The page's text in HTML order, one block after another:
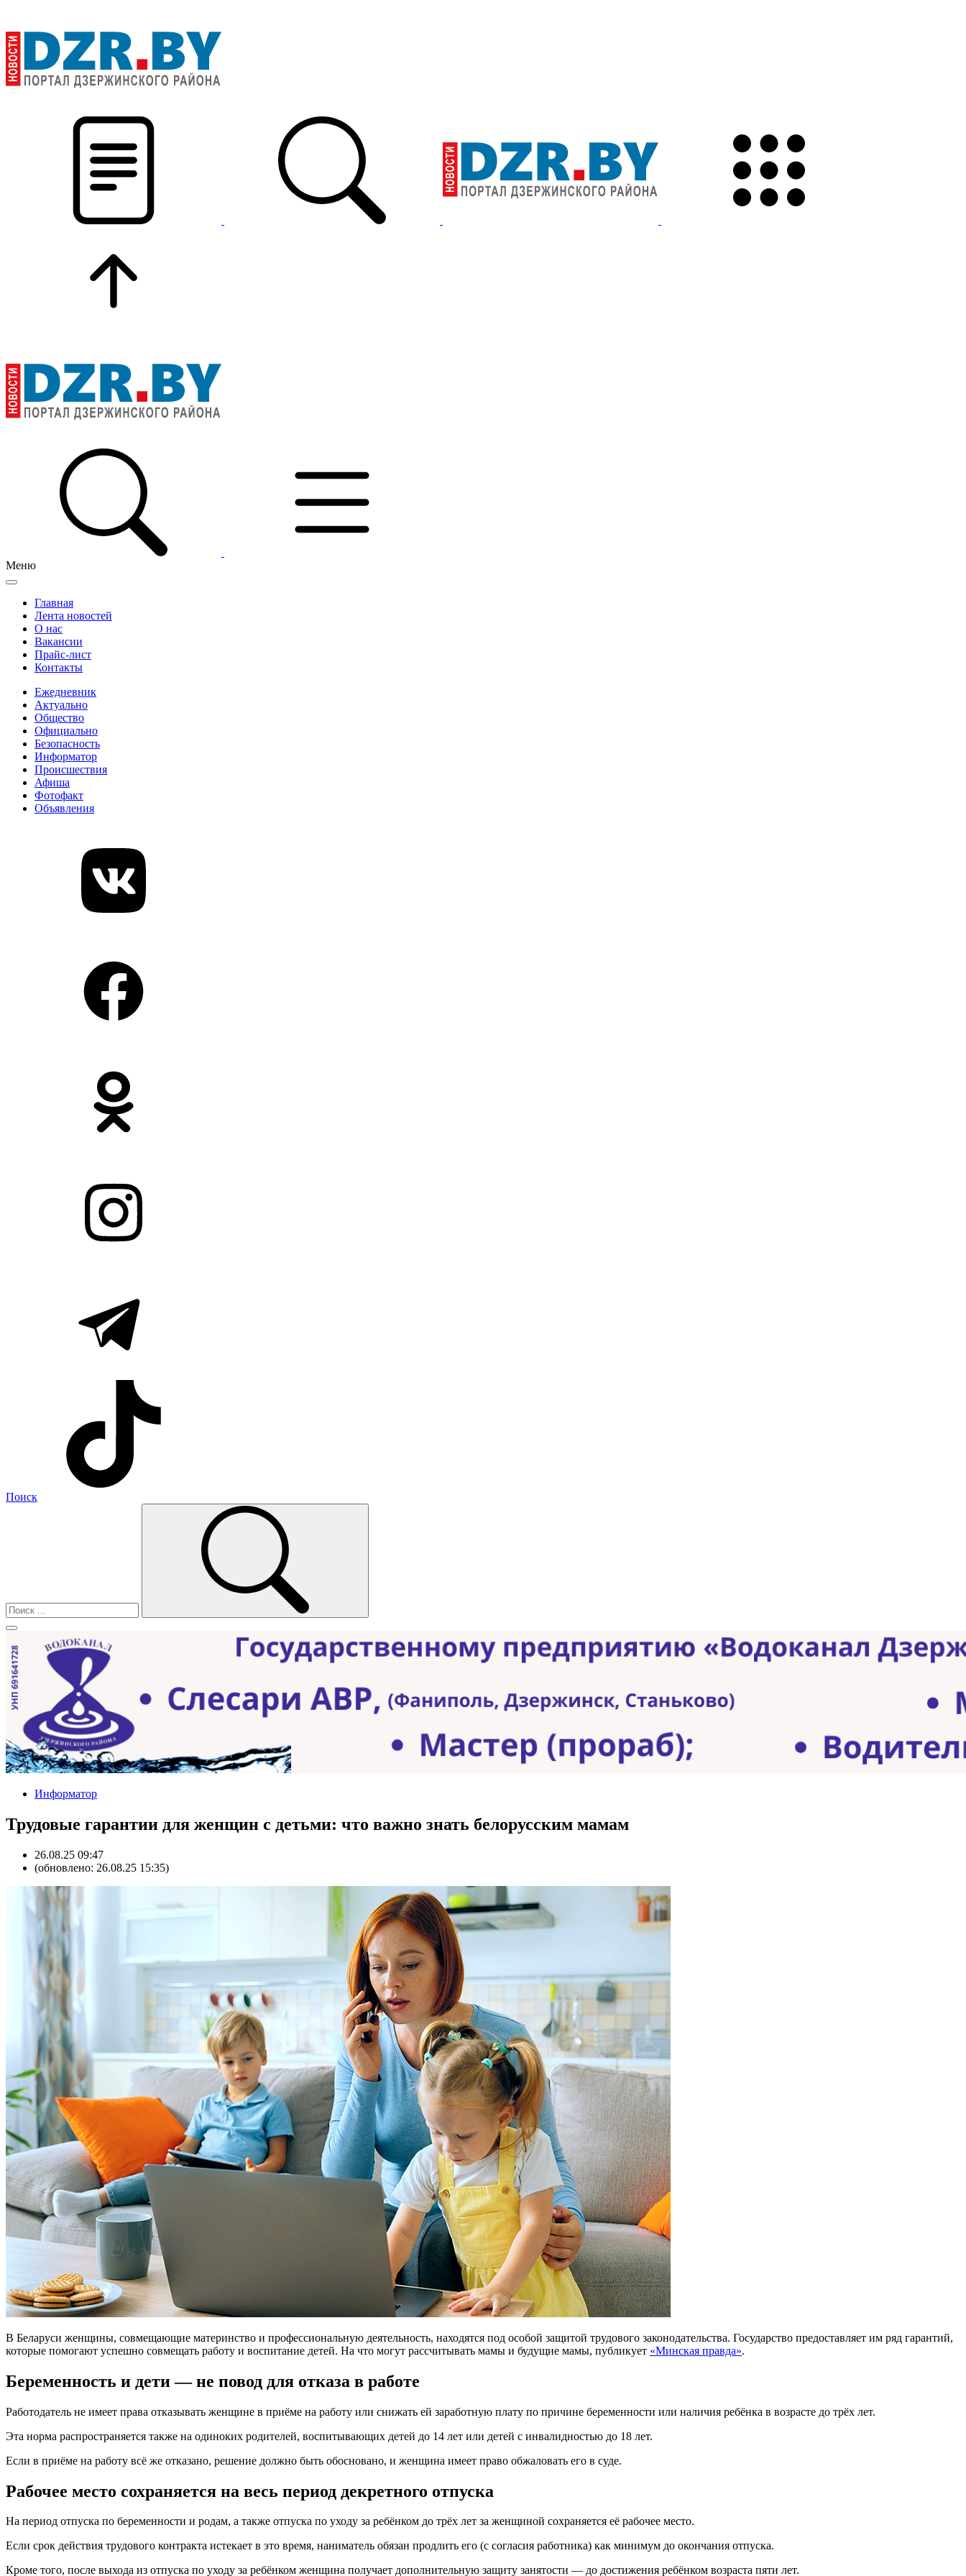
Меню
Главная
Лента новостей
О нас
Вакансии
Прайс-лист
Контакты
Ежедневник
Актуально
Общество
Официально
Безопасность
Информатор
Происшествия
Афиша
Фотофакт
Объявления
Поиск
Информатор
Трудовые гарантии для женщин с детьми: что важно знать белорусским мамам
26.08.25 09:47
(обновлено: 26.08.25 15:35)
В Беларуси женщины, совмещающие материнство и профессиональную деятельность, находятся под особой защитой трудового законодательства. Государство предоставляет им ряд гарантий,
которые помогают успешно совмещать работу и воспитание детей. На что могут рассчитывать мамы и будущие мамы, публикует «Минская правда».
Беременность и дети — не повод для отказа в работе
Работодатель не имеет права отказывать женщине в приёме на работу или снижать ей заработную плату по причине беременности или наличия ребёнка в возрасте до трёх лет.
Эта норма распространяется также на одиноких родителей, воспитывающих детей до 14 лет или детей с инвалидностью до 18 лет.
Если в приёме на работу всё же отказано, решение должно быть обосновано, и женщина имеет право обжаловать его в суде.
Рабочее место сохраняется на весь период декретного отпуска
На период отпуска по беременности и родам, а также отпуска по уходу за ребёнком до трёх лет за женщиной сохраняется её рабочее место.
Если срок действия трудового контракта истекает в это время, наниматель обязан продлить его (с согласия работника) как минимум до окончания отпуска.
Кроме того, после выхода из отпуска по уходу за ребёнком женщина получает дополнительную защиту занятости — до достижения ребёнком возраста пяти лет.